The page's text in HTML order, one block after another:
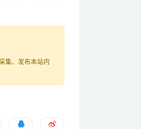
集、发布本站内